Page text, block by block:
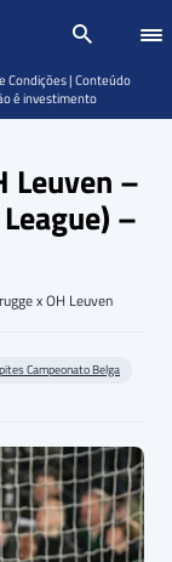
Leuven –
–
x OH Leuven
Campeonato Belga
Condições | Conteúdo
é investimento